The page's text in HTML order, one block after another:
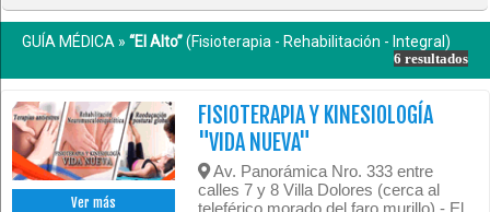
GUÍA MÉDICA » “El Alto”(Fisioterapia - Rehabilitación - Integral)
6 resultados
Ver más
FISIOTERAPIA Y KINESIOLOGÍA
"VIDA NUEVA"
Av. Panorámica Nro. 333 entre
calles 7 y 8 Villa Dolores (cerca al
teleférico morado del faro murillo) - El